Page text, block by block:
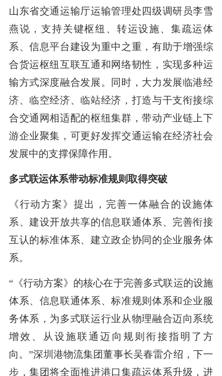
山东省交通运输厅运输管理处四级调研员李雪
燕说，支持关键枢纽、转运设施、集疏运体
系、信息平台建设为重中之重，有助于增强综
合货运枢纽互联互通和网络韧性，实现多种运
输方式深度融合发展。同时，大力发展临港经
济、临空经济、临站经济，打造与干支衔接综
合交通网相适配的枢纽集群，带动产业链上下
游企业聚集，可更好发挥交通运输在经济社会
发展中的支撑保障作用。
多式联运体系带动标准规则取得突破
《行动方案》提出，完善一体融合的设施体
系、建设开放共享的信息联通体系、完善衔接
互认的标准体系、建立政企协同的企业服务体
系。
“《行动方案》的核心在于完善多式联运的设施
体系、信息联通体系、标准规则体系和企业服
务体系，为多式联运行业从物理融合迈向系统
增效、从设施联通迈向规则衔接指明了方
向。”深圳港物流集团董事长吴春雷介绍，下一
步，集团将全面推进港口集疏运体系升级，进